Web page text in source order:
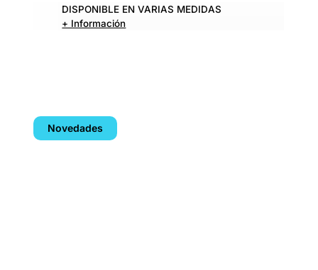
DISPONIBLE EN VARIAS MEDIDAS
+ Información
Novedades